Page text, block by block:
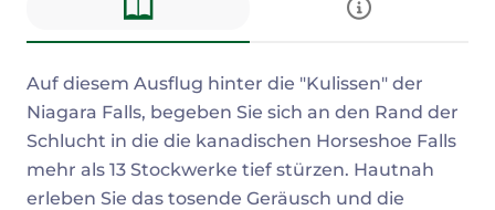
Beschreibung
Auf diesem Ausflug hinter die "Kulissen" der
Niagara Falls, begeben Sie sich an den Rand der
Schlucht in die die kanadischen Horseshoe Falls
mehr als 13 Stockwerke tief stürzen. Hautnah
erleben Sie das tosende Geräusch und die